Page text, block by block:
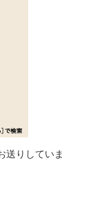
送りしていま